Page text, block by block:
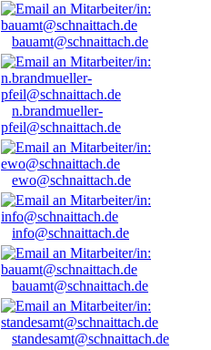
bauamt@schnaittach.de
n.brandmueller-
pfeil@schnaittach.de
ewo@schnaittach.de
info@schnaittach.de
bauamt@schnaittach.de
standesamt@schnaittach.de